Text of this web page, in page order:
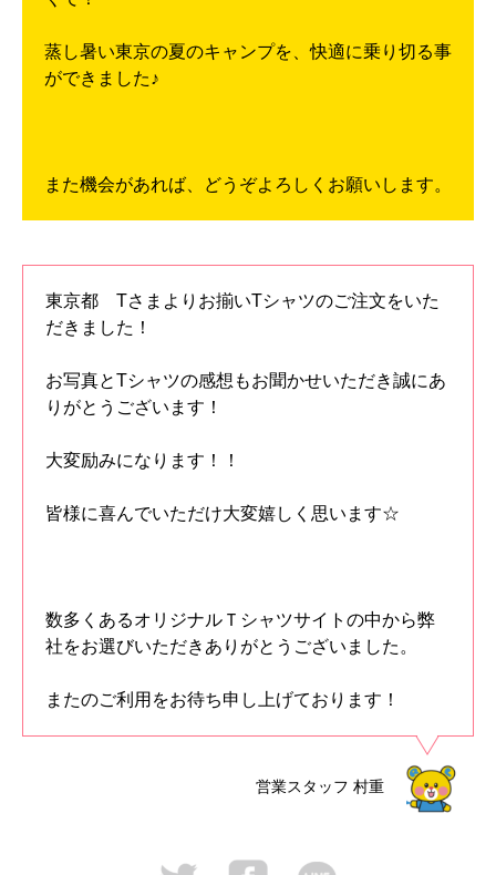
蒸し暑い東京の夏のキャンプを、快適に乗り切る事
ができました♪
また機会があれば、どうぞよろしくお願いします。
東京都 Tさまよりお揃いTシャツのご注文をいた
だきました！
お写真とTシャツの感想もお聞かせいただき誠にあ
りがとうございます！
大変励みになります！！
皆様に喜んでいただけ大変嬉しく思います☆
数多くあるオリジナルＴシャツサイトの中から弊
社をお選びいただきありがとうございました。
またのご利用をお待ち申し上げております！
営業スタッフ 村重